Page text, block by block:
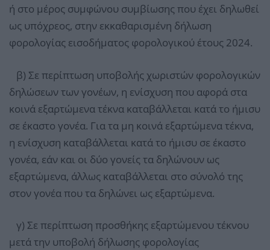
ή στο μέρος συμφώνου συμβίωσης που έχει δηλωθεί
ως υπόχρεος, στην εκκαθαρισμένη δήλωση
φορολογίας εισοδήματος φορολογικού έτους 2024.
β) Σε περίπτωση υποβολής χωριστών φορολογικών
δηλώσεων των γονέων, η ενίσχυση που αφορά στα
κοινά εξαρτώμενα τέκνα καταβάλλεται κατά το ήμισυ
σε έκαστο γονέα. Για τα μη κοινά εξαρτώμενα τέκνα,
η ενίσχυση καταβάλλεται κατά το ήμισυ σε έκαστο
γονέα, εάν και οι δύο γονείς τα δηλώνουν ως
εξαρτώμενα, άλλως καταβάλλεται στο σύνολό της
στον γονέα που τα δηλώνει ως εξαρτώμενα.
γ) Σε περίπτωση προσθήκης εξαρτώμενου τέκνου
μετά την υποβολή δήλωσης φορολογίας